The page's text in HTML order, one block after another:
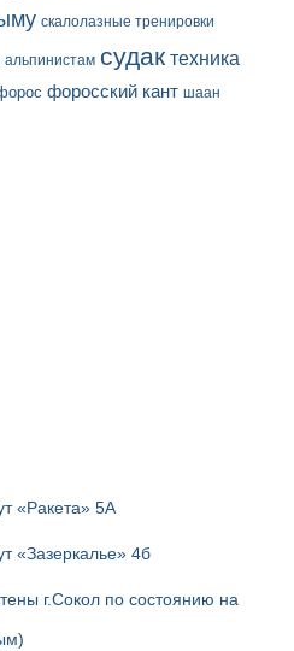
скалолазные тренировки
альпинистам судак техника
форосский кант шаан
«Ракета» 5А
«Зазеркалье» 4б
г.Сокол по состоянию на